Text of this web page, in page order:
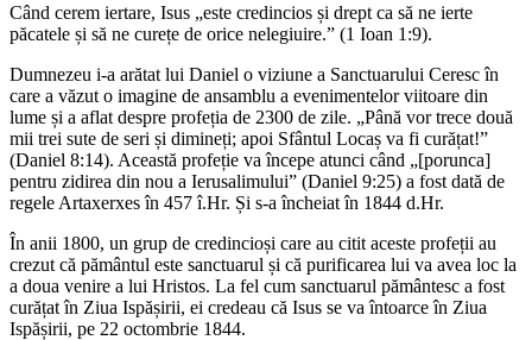
Când cerem iertare, Isus „este credincios și drept ca să ne ierte
păcatele și să ne curețe de orice nelegiuire.” (1 Ioan 1:9).
Dumnezeu i-a arătat lui Daniel o viziune a Sanctuarului Ceresc în
care a văzut o imagine de ansamblu a evenimentelor viitoare din
lume și a aflat despre profeția de 2300 de zile. „Până vor trece două
mii trei sute de seri și dimineți; apoi Sfântul Locaș va fi curățat!”
(Daniel 8:14). Această profeție va începe atunci când „[porunca]
pentru zidirea din nou a Ierusalimului” (Daniel 9:25) a fost dată de
regele Artaxerxes în 457 î.Hr. Și s-a încheiat în 1844 d.Hr.
În anii 1800, un grup de credincioși care au citit aceste profeții au
crezut că pământul este sanctuarul și că purificarea lui va avea loc la
a doua venire a lui Hristos. La fel cum sanctuarul pământesc a fost
curățat în Ziua Ispășirii, ei credeau că Isus se va întoarce în Ziua
Ispășirii, pe 22 octombrie 1844.